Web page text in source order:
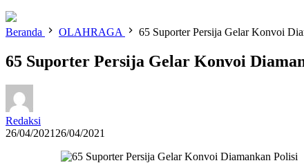
Beranda OLAHRAGA 65 Suporter Persija Gelar Konvoi
65 Suporter Persija Gelar Konvoi
Redaksi
26/04/2021 26/04/2021